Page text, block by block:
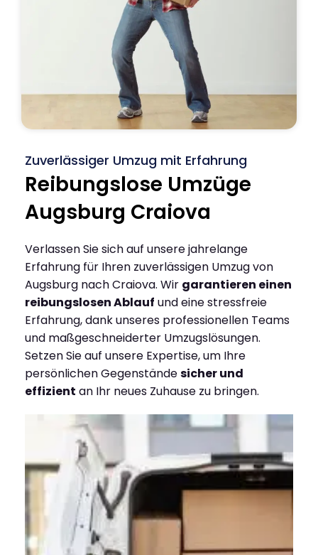
Zuverlässiger Umzug mit Erfahrung
Reibungslose Umzüge
Augsburg Craiova
Verlassen Sie sich auf unsere jahrelange
Erfahrung für Ihren zuverlässigen Umzug von
Augsburg nach Craiova. Wir garantieren einen
reibungslosen Ablauf und eine stressfreie
Erfahrung, dank unseres professionellen Teams
und maßgeschneiderter Umzugslösungen.
Setzen Sie auf unsere Expertise, um Ihre
persönlichen Gegenständesicher und
effizient an Ihr neues Zuhause zu bringen.